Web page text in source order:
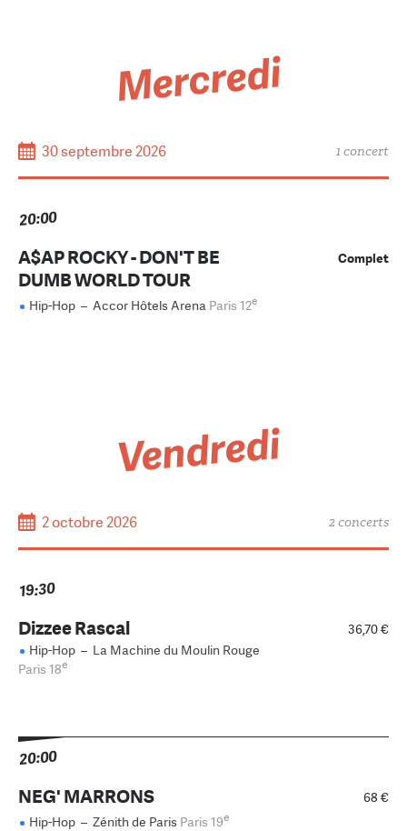
Mercredi
30 septembre 2026 1 concert
20:00
Complet
A$AP ROCKY - DON'T BE
DUMB WORLD TOUR
Hip-Hop – Accor Hôtels Arena Paris 12e
Vendredi
2 octobre 2026 2 concerts
19:30
36,70 €
Dizzee Rascal
Hip-Hop – La Machine du Moulin Rouge
Paris 18e
20:00
68 €
NEG' MARRONS
Hip-Hop – Zénith de Paris Paris 19e